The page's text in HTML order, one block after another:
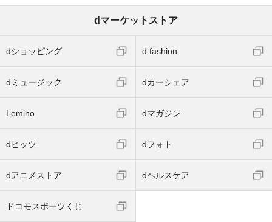
dマーケットストア
dショッピング d fashion
dミュージック dカーシェア
Lemino dマガジン
dヒッツ dフォト
dアニメストア dヘルスケア
ドコモスポーツくじ